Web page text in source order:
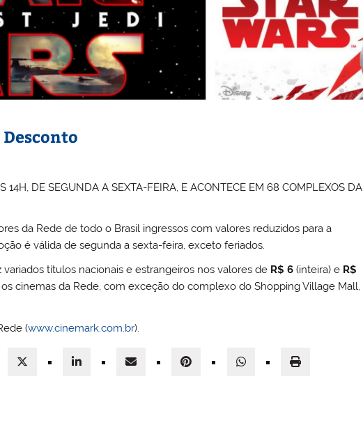
14H, DE SEGUNDA A SEXTA-FEIRA, E ACONTECE EM 68 COMPLEXOS DA
da Rede de todo o Brasil ingressos com valores reduzidos para a
é válida de segunda a sexta-feira, exceto feriados.
variados títulos nacionais e estrangeiros nos valores de R$ 6 (inteira) e R$
cinemas da Rede, com exceção do complexo do Shopping Village Mall,
(www.cinemark.com.br).